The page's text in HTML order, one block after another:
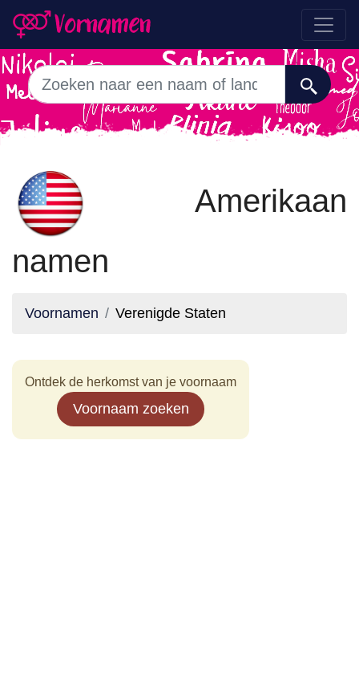
Amerikaan
namen
Voornamen Verenigde Staten
Ontdek de herkomst van je voornaam
Voornaam zoeken